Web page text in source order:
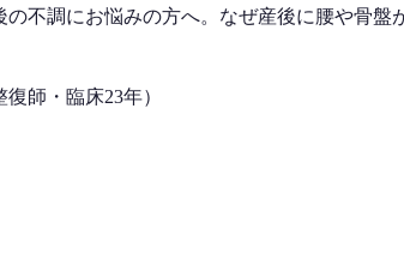
調にお悩みの方へ。なぜ産後に腰や骨盤
師・臨床23年）